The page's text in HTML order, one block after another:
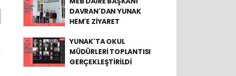
DAVRAN'DAN YUNAK
HEM'E ZİYARET
YUNAK'TA OKUL
MÜDÜRLERİ TOPLANTISI
GERÇEKLEŞTİRİLDİ